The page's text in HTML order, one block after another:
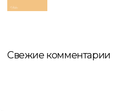
Свежие комментарии